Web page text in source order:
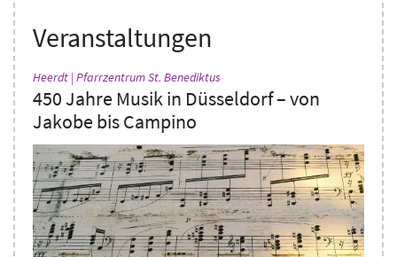
Veranstaltungen
Heerdt | Pfarrzentrum St. Benediktus
450 Jahre Musik in Düsseldorf – von
Jakobe bis Campino